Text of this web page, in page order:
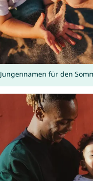
Jungennamen für den